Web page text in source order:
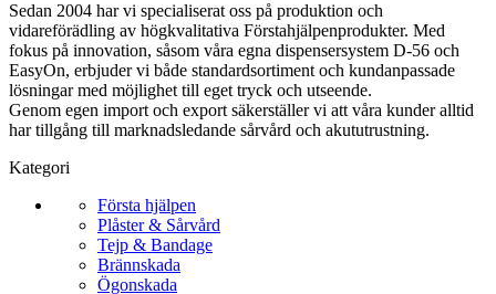
Sedan 2004 har vi specialiserat oss på produktion och
vidareförädling av högkvalitativa Förstahjälpenprodukter. Med
fokus på innovation, såsom våra egna dispensersystem D-56 och
EasyOn, erbjuder vi både standardsortiment och kundanpassade
lösningar med möjlighet till eget tryck och utseende.
Genom egen import och export säkerställer vi att våra kunder alltid
har tillgång till marknadsledande sårvård och akututrustning.
Kategori
Första hjälpen
Plåster & Sårvård
Tejp & Bandage
Brännskada
Ögonskada